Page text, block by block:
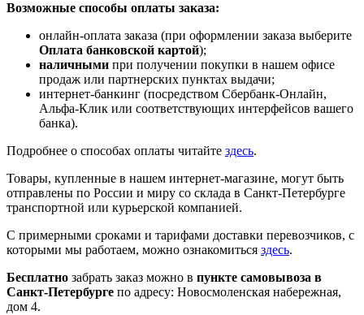
Возможные способы оплаты заказа:
онлайн-оплата заказа (при оформлении заказа выберите
Оплата банковской картой);
наличными при получении покупки в нашем офисе
продаж или партнерских пунктах выдачи;
интернет-банкинг (посредством Сбербанк-Онлайн,
Альфа-Клик или соответствующих интерфейсов вашего
банка).
Подробнее о способах оплаты читайте здесь.
Товары, купленные в нашем интернет-магазине, могут быть
отправлены по России и миру со склада в Санкт-Петербурге
транспортной или курьерской компанией.
С примерными сроками и тарифами доставки перевозчиков, с
которыми мы работаем, можно ознакомиться здесь.
Бесплатно забрать заказ можно в пункте самовывоза в
Санкт-Петербурге по адресу: Новосмоленская набережная,
дом 4.